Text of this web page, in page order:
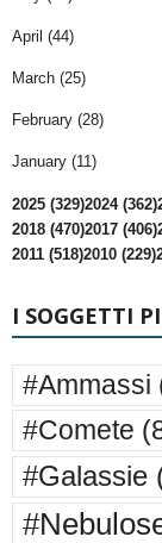
April (44)
March (25)
February (28)
January (11)
2025 (329)2024 (362)
2018 (470)2017 (406)
2011 (518)2010 (229)
I SOGGETTI
#Ammassi
#Comete
#Galassie